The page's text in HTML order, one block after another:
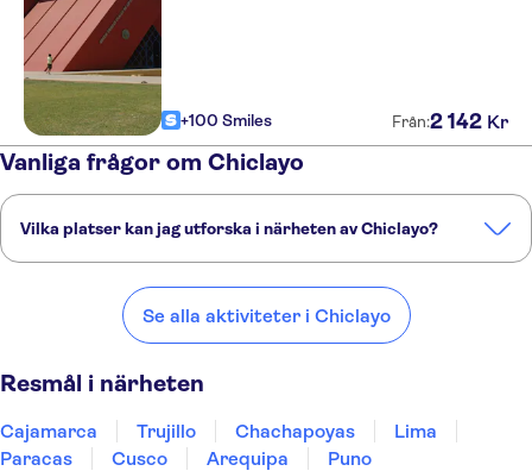
+100 Smiles Från:2 142 Kr
Vanliga frågor om Chiclayo
Vilka platser kan jag utforska i närheten av Chiclayo?
Trujillo Paracas
Se alla aktiviteter i Chiclayo
Resmål i närheten
Cajamarca Trujillo Chachapoyas
Lima
Paracas
Cusco Arequipa Puno